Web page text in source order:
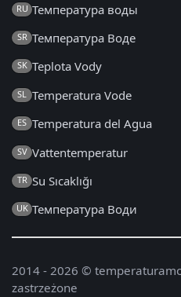
RU Температура воды
SR Температура Воде
SK Teplota Vody
SL Temperatura Vode
ES Temperatura del Agua
SV Vattentemperatur
TR Su Sıcaklığı
UK Температура Води
2014 - 2026 ©
zastrzeżone